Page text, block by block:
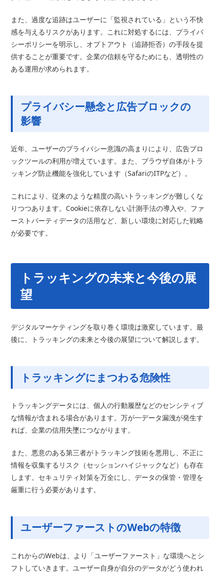
また、過度な追跡はユーザーに「監視されている」という不快
感を与えるリスクがあります。これに対処するには、プライバ
シーポリシーを明示し、オプトアウト（追跡拒否）の手段を提
供することが重要です。企業の信頼を守るためにも、透明性の
ある運用が求められます。
プライバシー懸念と広告ブロックの
影響
近年、ユーザーのプライバシー意識の高まりにより、広告ブロ
ックツールの利用が増えています。また、ブラウザ自体がトラ
ッキング防止機能を強化しています（SafariのITPなど）。
これにより、従来のような精度の高いトラッキングが難しくな
りつつあります。Cookieに依存しない計測手法の導入や、ファ
ーストパーティデータの活用など、新しい環境に対応した戦略
が必要です。
トラッキングの未来と今後の展
望
デジタルマーケティングを取り巻く環境は激変しています。最
後に、トラッキングの未来と今後の展望について解説します。
トラッキングにまつわる危険性
トラッキングデータには、個人の行動履歴などのセンシティブ
な情報が含まれる場合があります。万が一データ漏洩が発生す
れば、企業の信用失墜につながります。
また、悪意のある第三者がトラッキング技術を悪用し、不正に
情報を収集するリスク（セッションハイジャックなど）も存在
します。セキュリティ対策を万全にし、データの保管・管理を
厳重に行う必要があります。
ユーザーファーストのWebの特徴
これからのWebは、より「ユーザーファースト」な環境へとシ
フトしていきます。ユーザー自身が自分のデータがどう使われ